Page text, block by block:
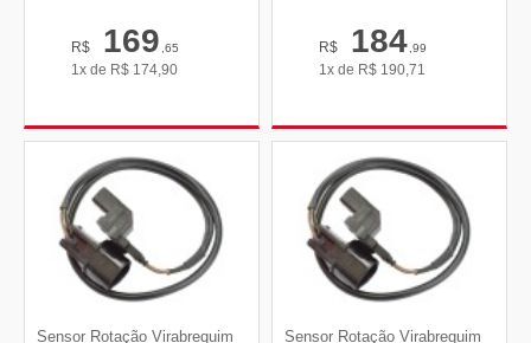
R$ 169,65
1x de R$ 174,90
R$ 184,99
1x de R$ 190,71
Sensor Rotação Virabrequim Sensor Rotação Virabrequim